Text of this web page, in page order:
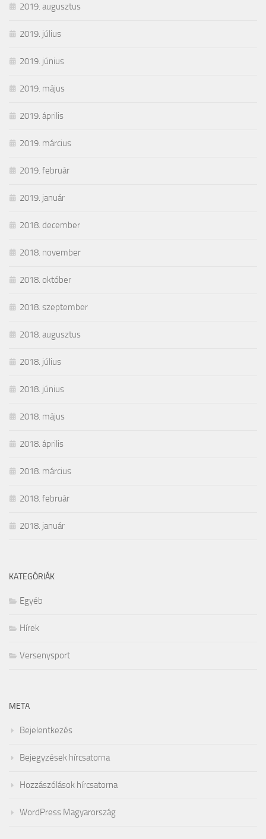
2019. augusztus
2019. július
2019. június
2019. május
2019. április
2019. március
2019. február
2019. január
2018. december
2018. november
2018. október
2018. szeptember
2018. augusztus
2018. július
2018. június
2018. május
2018. április
2018. március
2018. február
2018. január
KATEGÓRIÁK
Egyéb
Hírek
Versenysport
META
Bejelentkezés
Bejegyzések hírcsatorna
Hozzászólások hírcsatorna
WordPress Magyarország